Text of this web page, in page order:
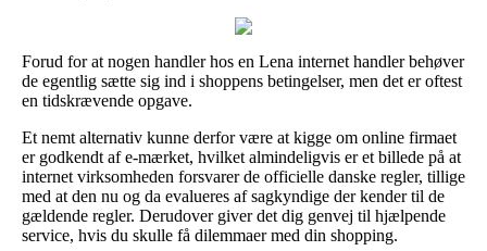
Forud for at nogen handler hos en Lena internet handler behøver
de egentlig sætte sig ind i shoppens betingelser, men det er oftest
en tidskrævende opgave.
Et nemt alternativ kunne derfor være at kigge om online firmaet
er godkendt af e-mærket, hvilket almindeligvis er et billede på at
internet virksomheden forsvarer de officielle danske regler, tillige
med at den nu og da evalueres af sagkyndige der kender til de
gældende regler. Derudover giver det dig genvej til hjælpende
service, hvis du skulle få dilemmaer med din shopping.